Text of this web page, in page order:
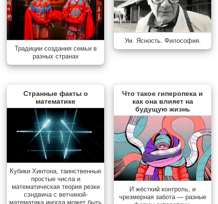
Традиции создания семьи в
разных странах
Ум. Ясность. Философия.
Странные факты о
математике
Кубики Хинтона, таинственные
простые числа и
математическая теория резки
сэндвича с ветчиной-
математика иногда может быть
Что такое гиперопека и
как она влияет на
будущую жизнь
И жёсткий контроль, и
чрезмерная забота — разные